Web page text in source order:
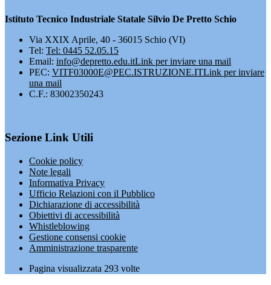
Istituto Tecnico Industriale Statale Silvio De Pretto Schio
Via XXIX Aprile, 40 - 36015 Schio (VI)
Tel: Tel: 0445 52.05.15
Email: info@depretto.edu.itLink per inviare una mail
PEC: VITF03000E@PEC.ISTRUZIONE.ITLink per inviare
una mail
C.F.: 83002350243
Sezione Link Utili
Cookie policy
Note legali
Informativa Privacy
Ufficio Relazioni con il Pubblico
Dichiarazione di accessibilità
Obiettivi di accessibilità
Whistleblowing
Gestione consensi cookie
Amministrazione trasparente
Pagina visualizzata 293 volte